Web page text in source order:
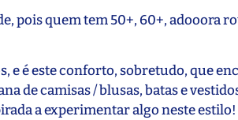
pois quem tem 50+, 60+, adooora
e é este conforto, sobretudo, que
de camisas / blusas, batas e
a experimentar algo neste estilo!